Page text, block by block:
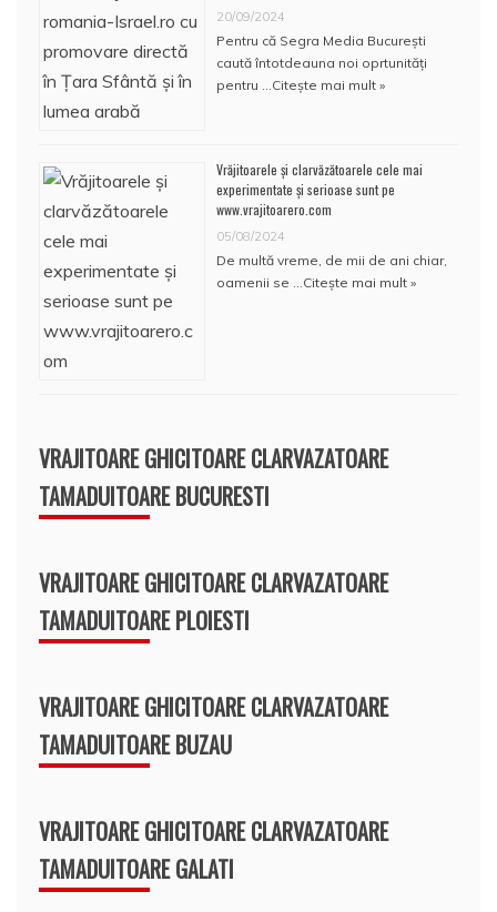
20/09/2024
Pentru că Segra Media București
caută întotdeauna noi oprtunități
pentru … Citește mai mult »
Vrăjitoarele și clarvăzătoarele cele mai
experimentate și serioase sunt pe
www.vrajitoarero.com
05/08/2024
De multă vreme, de mii de ani chiar,
oamenii se … Citește mai mult »
VRAJITOARE GHICITOARE CLARVAZATOARE
TAMADUITOARE BUCURESTI
VRAJITOARE GHICITOARE CLARVAZATOARE
TAMADUITOARE PLOIESTI
VRAJITOARE GHICITOARE CLARVAZATOARE
TAMADUITOARE BUZAU
VRAJITOARE GHICITOARE CLARVAZATOARE
TAMADUITOARE GALATI